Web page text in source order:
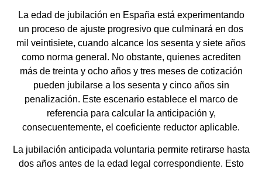
La edad de jubilación en España está experimentando
un proceso de ajuste progresivo que culminará en dos
mil veintisiete, cuando alcance los sesenta y siete años
como norma general. No obstante, quienes acrediten
más de treinta y ocho años y tres meses de cotización
pueden jubilarse a los sesenta y cinco años sin
penalización. Este escenario establece el marco de
referencia para calcular la anticipación y,
consecuentemente, el coeficiente reductor aplicable.
La jubilación anticipada voluntaria permite retirarse hasta
dos años antes de la edad legal correspondiente. Esto